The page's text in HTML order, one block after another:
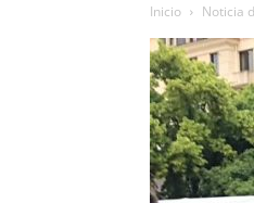
Inicio Noticia